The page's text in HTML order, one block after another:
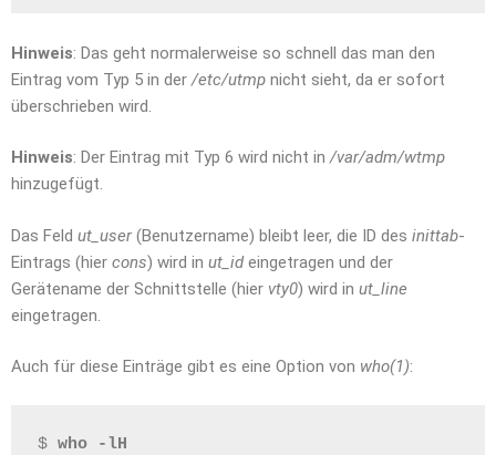
Hinweis: Das geht normalerweise so schnell das man den
Eintrag vom Typ 5 in der /etc/utmp nicht sieht, da er sofort
überschrieben wird.
Hinweis: Der Eintrag mit Typ 6 wird nicht in/var/adm/wtmp
hinzugefügt.
Das Feld ut_user(Benutzername) bleibt leer, die ID des inittab-
Eintrags (hier cons) wird in ut_ideingetragen und der
Gerätename der Schnittstelle (hier vty0) wird in ut_line
eingetragen.
Auch für diese Einträge gibt es eine Option von who(1):
$ who -lH